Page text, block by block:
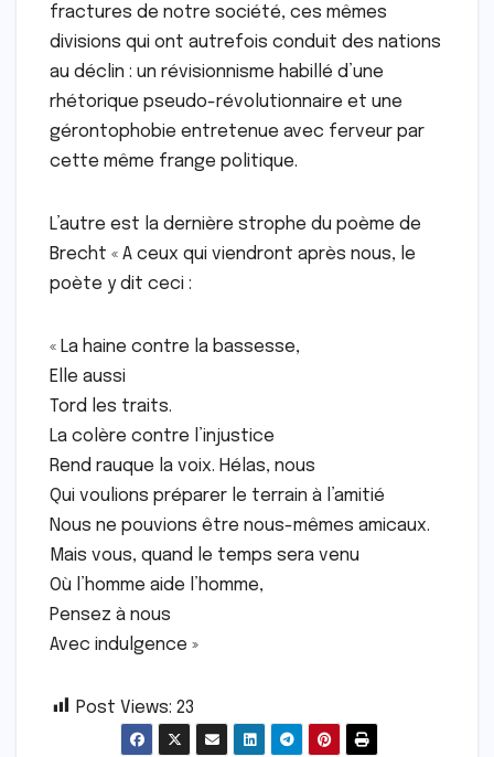
fractures de notre société, ces mêmes
divisions qui ont autrefois conduit des nations
au déclin : un révisionnisme habillé d’une
rhétorique pseudo-révolutionnaire et une
gérontophobie entretenue avec ferveur par
cette même frange politique.
L’autre est la dernière strophe du poème de
Brecht « A ceux qui viendront après nous, le
poète y dit ceci :
« La haine contre la bassesse,
Elle aussi
Tord les traits.
La colère contre l’injustice
Rend rauque la voix. Hélas, nous
Qui voulions préparer le terrain à l’amitié
Nous ne pouvions être nous-mêmes amicaux.
Mais vous, quand le temps sera venu
Où l’homme aide l’homme,
Pensez à nous
Avec indulgence »
Post Views: 23